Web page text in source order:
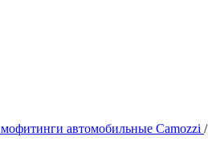
автомобильные Camozzi /